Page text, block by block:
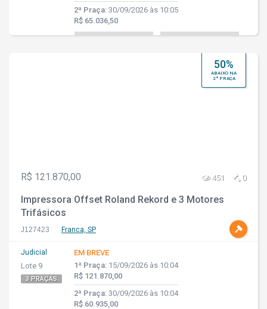
2ª Praça: 30/09/2026 às 10:05
R$ 65.036,50
50%
ABAIXO NA
2ª PRAÇA
R$ 121.870,00 451 0
Impressora Offset Roland Rekord e 3 Motores
Trifásicos
J127423 Franca, SP
Judicial
Lote 9
3 PRAÇAS
EM BREVE
1ª Praça: 15/09/2026 às 10:04
R$ 121.870,00
2ª Praça: 30/09/2026 às 10:04
R$ 60.935,00